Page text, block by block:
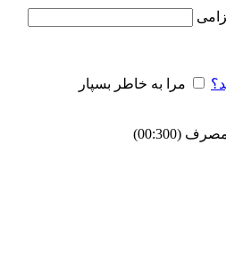
مرا به خاطر بسپار
300
)